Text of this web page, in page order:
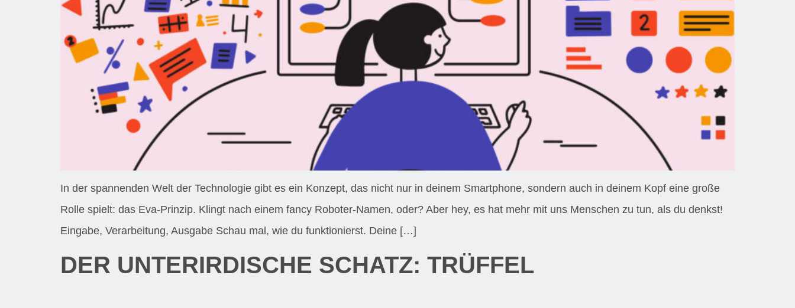
In der spannenden Welt der Technologie gibt es ein Konzept, das nicht nur in deinem Smartphone, sondern auch in deinem Kopf eine große
Rolle spielt: das Eva-Prinzip. Klingt nach einem fancy Roboter-Namen, oder? Aber hey, es hat mehr mit uns Menschen zu tun, als du denkst!
Eingabe, Verarbeitung, Ausgabe Schau mal, wie du funktionierst. Deine […]
DER UNTERIRDISCHE SCHATZ: TRÜFFEL